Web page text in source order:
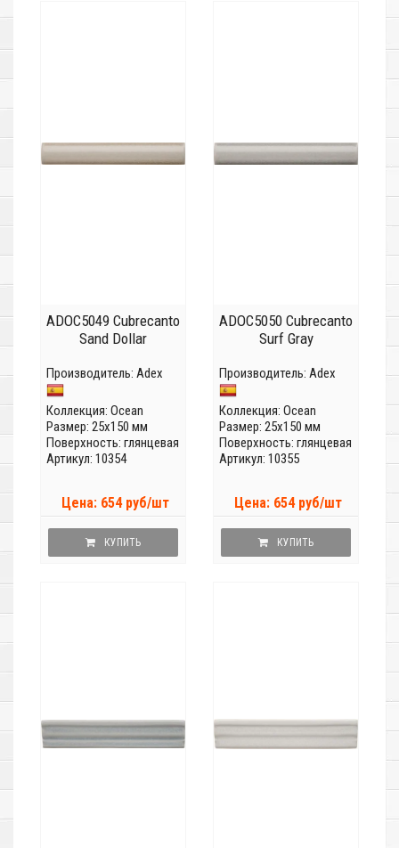
ADOC5049 Cubrecanto
Sand Dollar
Производитель: Adex
Коллекция: Ocean
Размер: 25x150 мм
Поверхность: глянцевая
Артикул: 10354
Цена: 654 руб/шт
КУПИТЬ
ADOC5050 Cubrecanto
Surf Gray
Производитель: Adex
Коллекция: Ocean
Размер: 25x150 мм
Поверхность: глянцевая
Артикул: 10355
Цена: 654 руб/шт
КУПИТЬ